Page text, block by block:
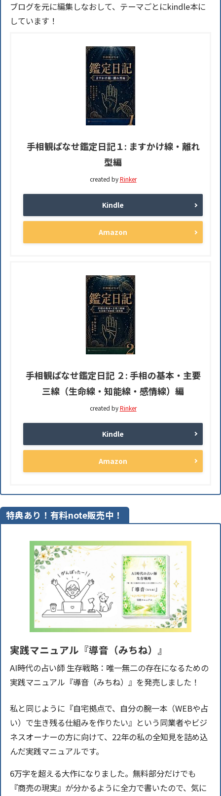
ブログを元に編集しなおして、テーマごとにkindle本に
しています！
手相観ぱなせ鑑定日記１: ますかけ線・離れ
型編
created byRinker
Kindle
Amazon
手相観ぱなせ鑑定日記 ２: 手相の基本・主要
三線（生命線・知能線・感情線）編
created byRinker
Kindle
Amazon
特典あり！有料note販売中！
実践マニュアル『導音（みちね）』
AI時代の占い師 生存戦略：唯一無二の存在になるための
実践マニュアル『導音（みちね）』を発売しました！
私と同じように『自宅拠点で、自分の腕一本（WEBや占
い）で生き残る仕組みを作りたい』という同業者やビジ
ネスオーナーの方に向けて、22年の私の全知見を詰め込
んだ実践マニュアルです。
6万字を超える大作になりました。無料部分だけでも
『商売の現実』が分かるように全力で書いたので、気に